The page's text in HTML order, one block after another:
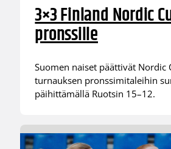
3×3 Finland Nordic
pronssille
Suomen naiset päättivät Nordic
turnauksen pronssimitaleihin
päihittämällä Ruotsin 15–12.